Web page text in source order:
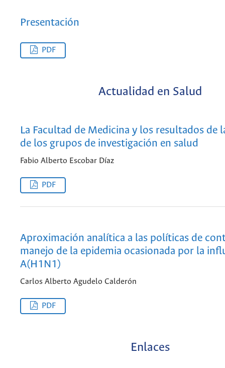
Presentación
PDF
Actualidad en Salud
La Facultad de Medicina y los resultados de
de los grupos de investigación en salud
Fabio Alberto Escobar Díaz
PDF
Aproximación analítica a las políticas de
manejo de la epidemia ocasionada por la
A(H1N1)
Carlos Alberto Agudelo Calderón
PDF
Enlaces